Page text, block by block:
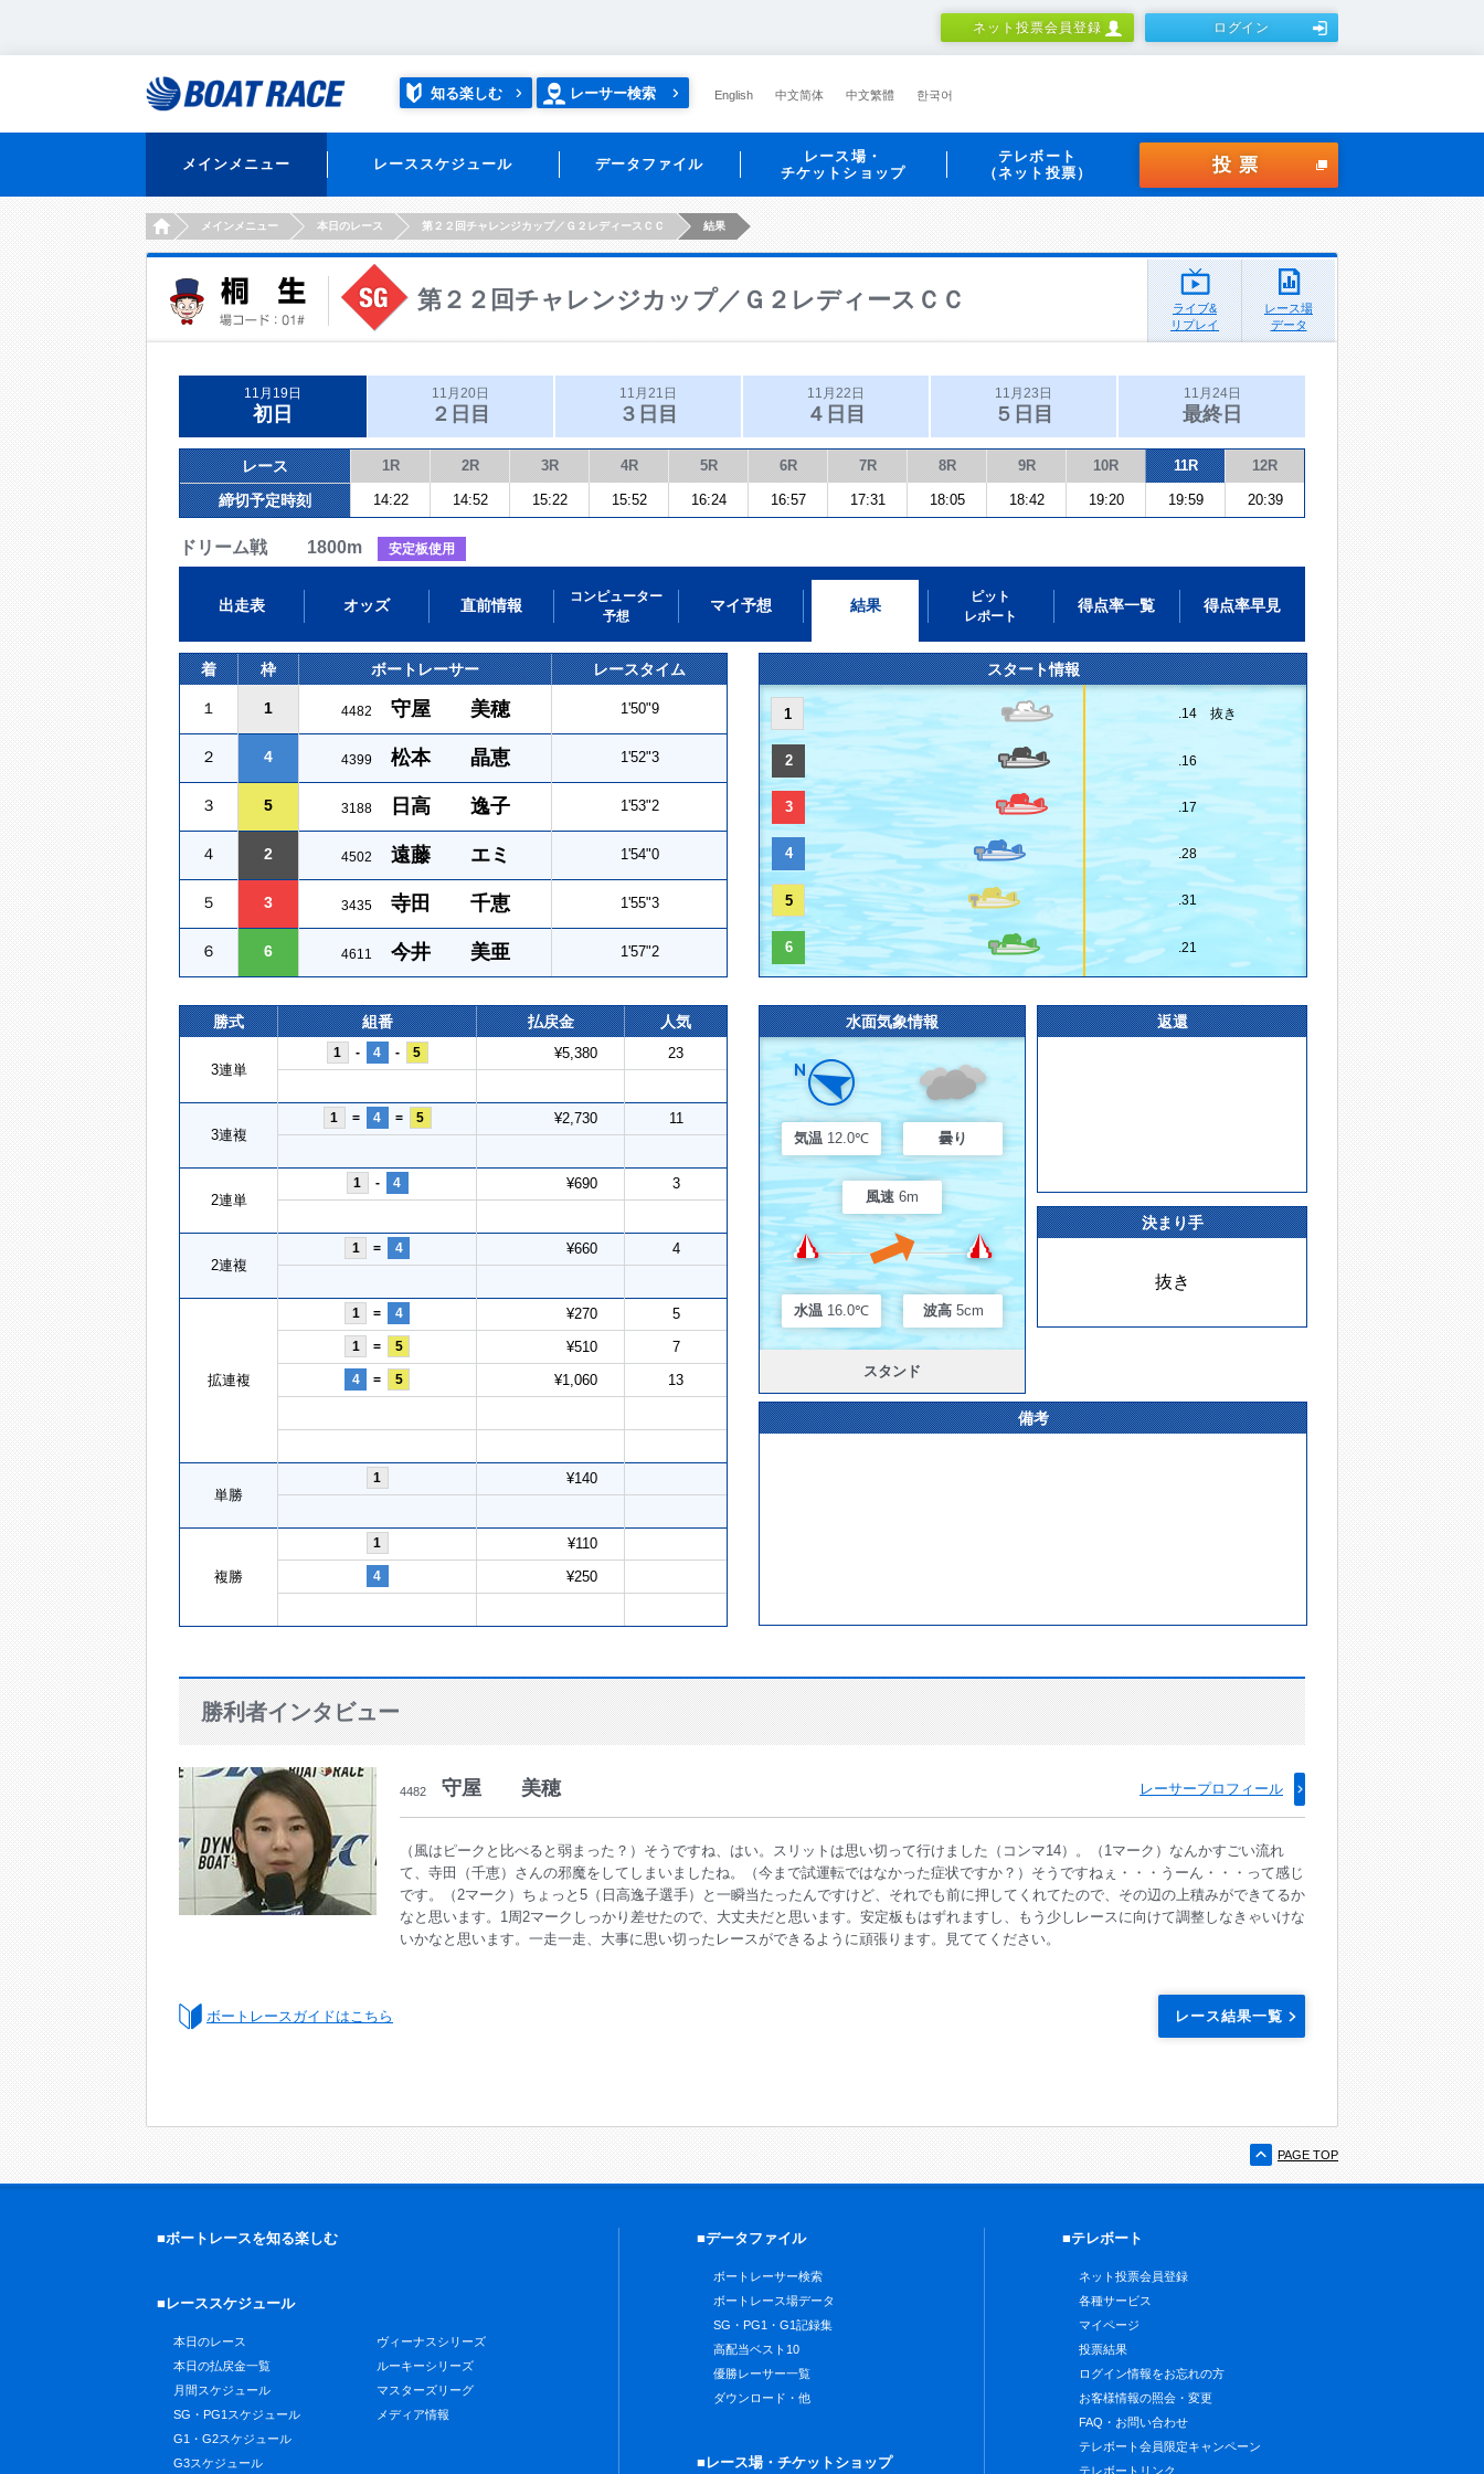
ネット投票会員登録 ログイン
知る楽しむ レーサー検索 English 中文简体 中文繁體 한국어
メインメニュー レーススケジュール データファイル
レース場・
チケットショップ
テレボート
（ネット投票）
投票
HOMEメインメニュー 本日のレース 第２２回チャレンジカップ／Ｇ２レディースＣＣ 結果
第２２回チャレンジカップ／Ｇ２レディースＣＣ
ライブ&
リプレイ
レース場
データ
11月19日
初日
11月20日
２日目
11月21日
３日目
11月22日
４日目
11月23日
５日目
11月24日
最終日
レース 1R 2R 3R 4R 5R 6R 7R 8R 9R 10R 11R 12R
締切予定時刻 14:22 14:52 15:22 15:52 16:24 16:57 17:31 18:05 18:42 19:20 19:59 20:39
ドリーム戦 1800m 安定板使用
出走表 オッズ 直前情報
コンピューター
予想
マイ予想 結果
ピット
レポート
得点率一覧 得点率早見
着 枠 ボートレーサー レースタイム
１ 1 4482 守屋 美穂 1'50"9
２ 4 4399 松本 晶恵 1'52"3
３ 5 3188 日高 逸子 1'53"2
４ 2 4502 遠藤 エミ 1'54"0
５ 3 3435 寺田 千恵 1'55"3
６ 6 4611 今井 美亜 1'57"2
スタート情報
1 .14 抜き
2 .16
3 .17
4 .28
5 .31
6 .21
勝式 組番 払戻金 人気
3連単
1 - 4 - 5 ¥5,380 23
3連複
1 = 4 = 5 ¥2,730 11
2連単
1 - 4 ¥690 3
2連複
1 = 4 ¥660 4
拡連複
1 = 4 ¥270 5
1 = 5 ¥510 7
4 = 5 ¥1,060 13
単勝
1 ¥140
複勝
1 ¥110
4 ¥250
水面気象情報
気温 12.0℃ 曇り
風速 6m
水温 16.0℃ 波高 5cm
スタンド
返還
決まり手
抜き
備考
勝利者インタビュー
4482 守屋 美穂 レーサープロフィール
（風はピークと比べると弱まった？）そうですね、はい。スリットは思い切って行けました（コンマ14）。（1マーク）なんかすごい流れ
て、寺田（千恵）さんの邪魔をしてしまいましたね。（今まで試運転ではなかった症状ですか？）そうですねぇ・・・うーん・・・って感じ
です。（2マーク）ちょっと5（日高逸子選手）と一瞬当たったんですけど、それでも前に押してくれてたので、その辺の上積みができてるか
なと思います。1周2マークしっかり差せたので、大丈夫だと思います。安定板もはずれますし、もう少しレースに向けて調整しなきゃいけな
いかなと思います。一走一走、大事に思い切ったレースができるように頑張ります。見ててください。
ボートレースガイドはこちら レース結果一覧
PAGE TOP
■ボートレースを知る楽しむ
■レーススケジュール
本日のレース
本日の払戻金一覧
月間スケジュール
SG・PG1スケジュール
G1・G2スケジュール
G3スケジュール
ヴィーナスシリーズ
ルーキーシリーズ
マスターズリーグ
メディア情報
■データファイル
ボートレーサー検索
ボートレース場データ
SG・PG1・G1記録集
高配当ベスト10
優勝レーサー一覧
ダウンロード・他
■レース場・チケットショップ
■テレボート
ネット投票会員登録
各種サービス
マイページ
投票結果
ログイン情報をお忘れの方
お客様情報の照会・変更
FAQ・お問い合わせ
テレボート会員限定キャンペーン
テレボートリンク